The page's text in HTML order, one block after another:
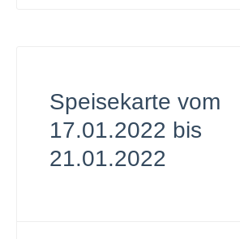
Speisekarte vom
17.01.2022 bis
21.01.2022